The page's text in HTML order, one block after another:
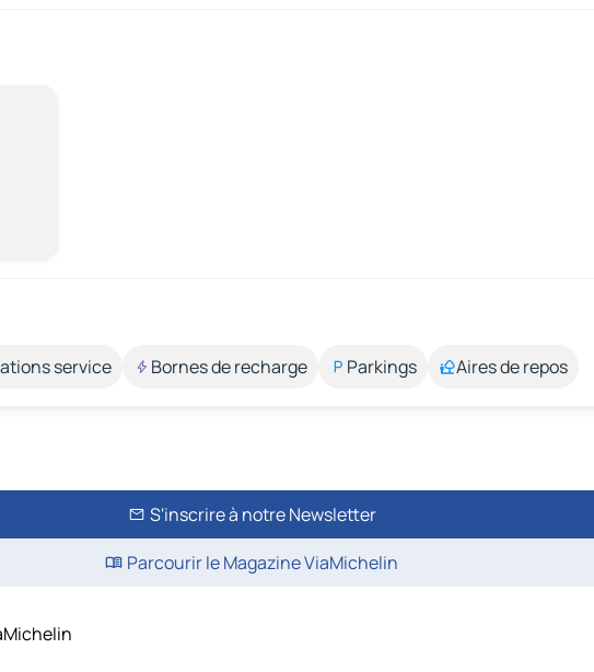
service Bornes de recharge Parkings Aires de repos
S'inscrire à notre Newsletter
Parcourir le Magazine ViaMichelin